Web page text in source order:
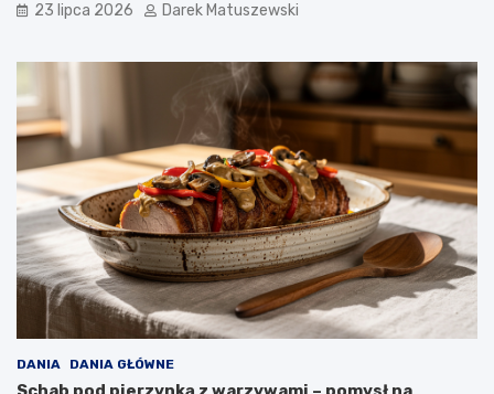
23 lipca 2026 Darek Matuszewski
DANIA DANIA GŁÓWNE